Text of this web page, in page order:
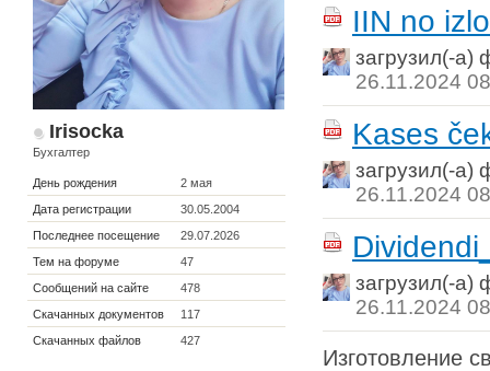
Irisocka
Бухгалтер
День рождения
2 мая
Дата регистрации
30.05.2004
Последнее посещение
29.07.2026
Тем на форуме
47
Сообщений на сайте
478
Скачанных документов
117
Скачанных файлов
427
IIN no
загрузил(-а)
26.11.2024
Kases
загрузил(-а)
26.11.2024
загрузил(-а)
26.11.2024
Изготовление